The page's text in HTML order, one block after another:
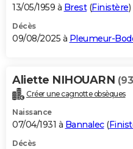
13/05/1959 à Brest(Finistère)
Décès
09/08/2025 à Pleumeur-
Aliette NIHOUARN
Créer une cagnotte obsèques
Naissance
07/04/1931 à Bannalec(
Décès